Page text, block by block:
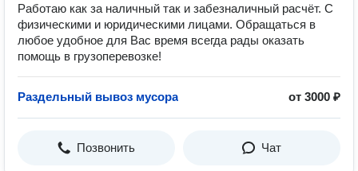
Работаю как за наличный так и забезналичный расчёт. С
физическими и юридическими лицами. Обращаться в
любое удобное для Вас время всегда рады оказать
помощь в грузоперевозке!
Раздельный вывоз мусора от 3000 ₽
Позвонить Чат